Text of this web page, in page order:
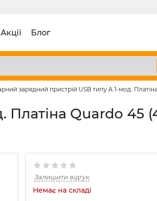
Акції Блог
зарядний пристрій USB типу A 1-мод.
Quardo 45
Залишити відгук
Немає на складі